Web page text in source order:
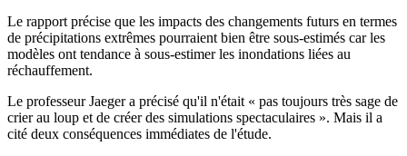
Le rapport précise que les impacts des changements futurs en termes
de précipitations extrêmes pourraient bien être sous-estimés car les
modèles ont tendance à sous-estimer les inondations liées au
réchauffement.
Le professeur Jaeger a précisé qu'il n'était « pas toujours très sage de
crier au loup et de créer des simulations spectaculaires ». Mais il a
cité deux conséquences immédiates de l'étude.